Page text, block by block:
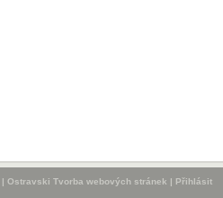
| Ostravski Tvorba webových stránek | Přihlásit